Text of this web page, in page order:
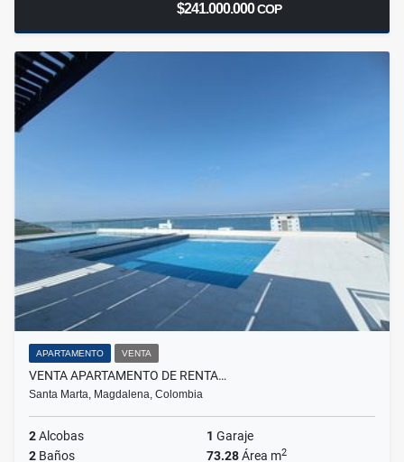
$241.000.000COP
APARTAMENTO VENTA
VENTA APARTAMENTO DE RENTA…
Santa Marta, Magdalena, Colombia
2Alcobas 1 Garaje
2 Baños 73.28Área m2